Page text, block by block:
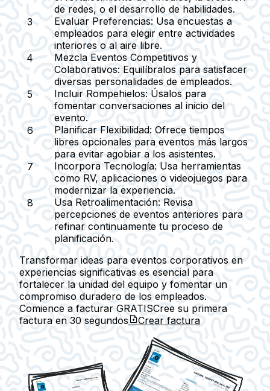
de redes, o el desarrollo de habilidades.
Evaluar Preferencias: Usa encuestas a
empleados para elegir entre actividades
interiores o al aire libre.
Mezcla Eventos Competitivos y
Colaborativos: Equilíbralos para satisfacer
diversas personalidades de empleados.
Incluir Rompehielos: Úsalos para
fomentar conversaciones al inicio del
evento.
Planificar Flexibilidad: Ofrece tiempos
libres opcionales para eventos más largos
para evitar agobiar a los asistentes.
Incorpora Tecnología: Usa herramientas
como RV, aplicaciones o videojuegos para
modernizar la experiencia.
Usa Retroalimentación: Revisa
percepciones de eventos anteriores para
refinar continuamente tu proceso de
planificación.
Transformar ideas para eventos corporativos en
experiencias significativas es esencial para
fortalecer la unidad del equipo y fomentar un
compromiso duradero de los empleados.
Comience a facturar GRATISCree su primera
factura en 30 segundos Crear factura